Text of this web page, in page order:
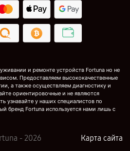
и ремонте устройств Fortuna но не
Предоставляем высококачественные
а также осуществляем диагностику и
ориентировочные и не являются
узнавайте у наших специалистов по
бренд Fortuna используется нами лишь с
- 2026 Карта сайта